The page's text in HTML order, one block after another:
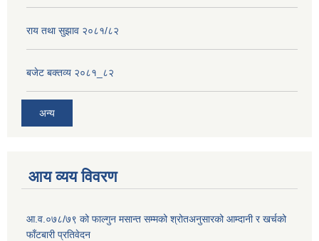
राय तथा सुझाव २०८१/८२
बजेट बक्तव्य २०८१_८२
अन्य
आय व्यय विवरण
आ.व.०७८/७९ को फाल्गुन मसान्त सम्मको श्रोतअनुसारको आम्दानी र खर्चको
फाँटबारी प्रतिवेदन